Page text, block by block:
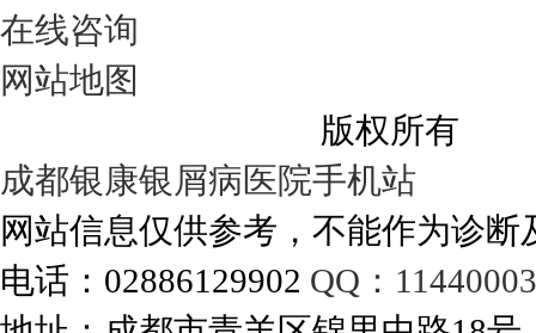
在线咨询
网站地图
版权所有
成都银康银屑病医院手机站
网站信息仅供参考，不能作为诊
电话：02886129902 QQ：